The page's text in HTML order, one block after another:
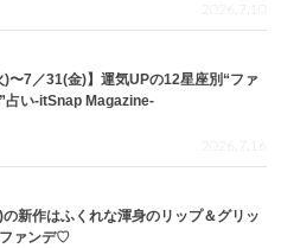
2026.7.10
)〜7／31(金)】運気UPの12星座別“ファ
占い-itSnap Magazine-
2026.7.16
新作はふくれな渾身のリップ＆グリッ
ァンデ♡